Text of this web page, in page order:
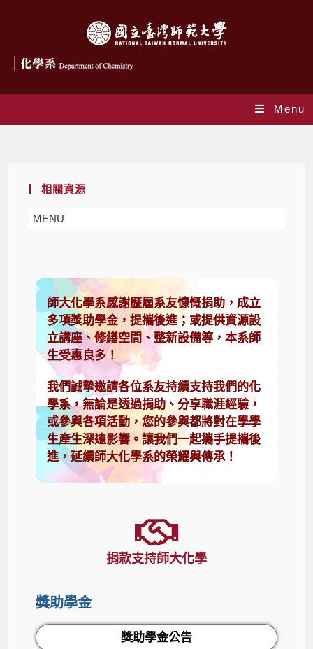
Menu
相關資源
MENU
師大化學系感謝歷屆系友慷慨捐助，成立
多項獎助學金，提攜後進；或提供資源設
立講座、修繕空間、整新設備等，本系師
生受惠良多！
我們誠摯邀請各位系友持續支持我們的化
學系，無論是透過捐助、分享職涯經驗，
或參與各項活動，您的參與都將對在學學
生產生深遠影響。讓我們一起攜手提攜後
進，延續師大化學系的榮耀與傳承！
捐款支持師大化學
獎助學金
獎助學金公告